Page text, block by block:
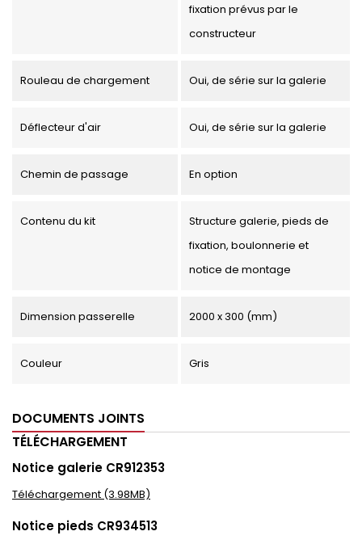
fixation prévus par le
constructeur
Rouleau de chargement Oui, de série sur la galerie
Déflecteur d'air Oui, de série sur la galerie
Chemin de passage En option
Contenu du kit
Structure galerie, pieds de
fixation, boulonnerie et
notice de montage
Dimension passerelle 2000 x 300 (mm)
Couleur Gris
DOCUMENTS JOINTS
TÉLÉCHARGEMENT
Notice galerie CR912353
Téléchargement (3.98MB)
Notice pieds CR934513